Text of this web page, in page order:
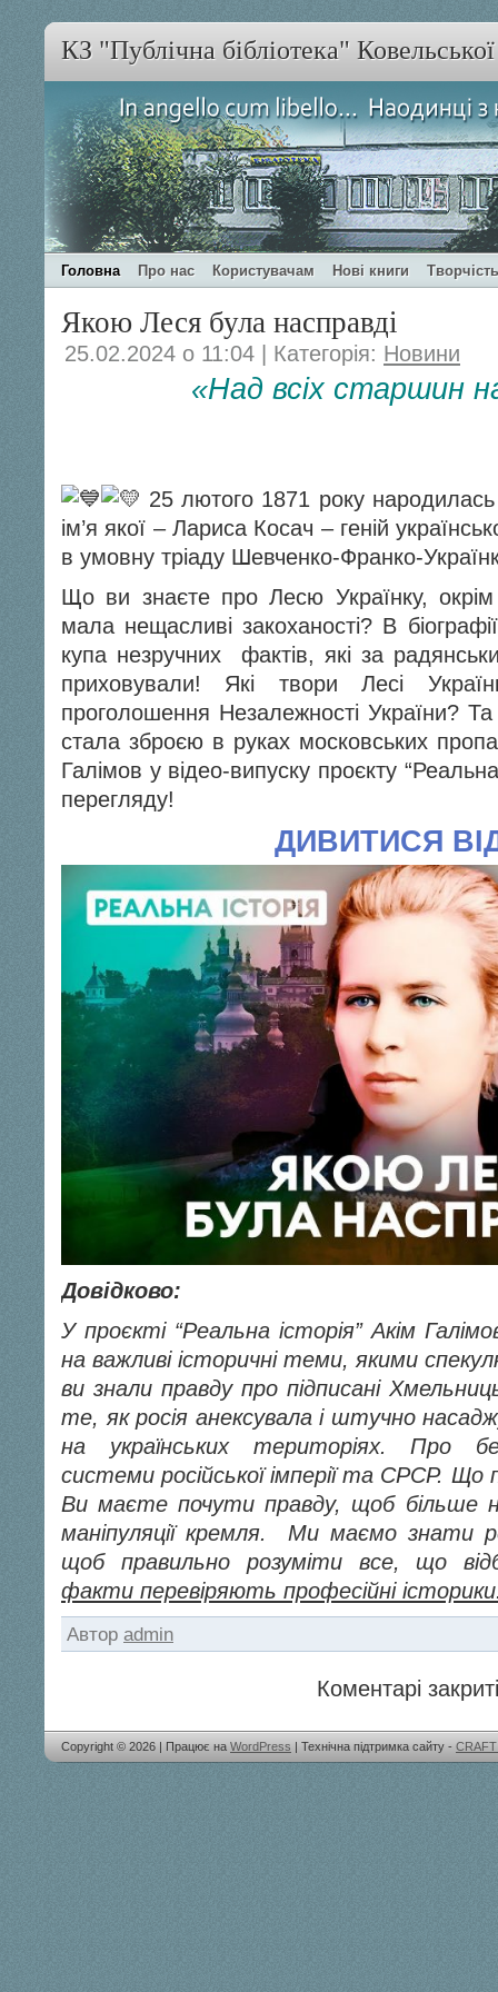
КЗ "Публічна бібліотека"
Головна Про нас Користувачам Нові книги
Якою Леся була насправді
25.02.2024 о 11:04 | Категорія: Новини
«Над всіх старшин
25 лютого 1871 року
ім’я якої – Лариса Косач – геній
в умовну тріаду Шевченко-Франко-
Що ви знаєте про Лесю Українку,
мала нещасливі закоханості? В
купа незручних фактів, які за
приховували! Які твори Лесі
проголошення Незалежності України?
стала зброєю в руках московських
Галімов у відео-випуску проєкту
перегляду!
ДИВИТИСЯ
Довідково:
У проєкті “Реальна історія” Акім
на важливі історичні теми, якими
ви знали правду про підписані
те, як росія анексувала і штучно
на українських територіях. Про
системи російської імперії та СРСР. Що
Ви маєте почути правду, щоб більше
маніпуляції кремля. Ми маємо знати
щоб правильно розуміти все, що
факти перевіряють професійні
Автор admin
Коментарі
Copyright © 2026 | Працює на WordPress | Технічна підтримка сайту -